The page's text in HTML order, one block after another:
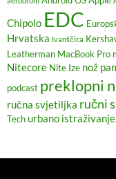
Chipolo EDC
Hrvatska Ivanščica
Leatherman MacBook Pro
Nitecore Nite Ize nož
podcast preklopni
ručna svjetiljka ručni
Tech urbano istraživanje